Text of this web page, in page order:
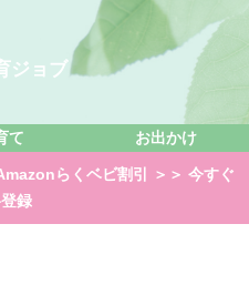
ジョブ
て お出かけ
らくベビ割引 ＞＞ 今すぐ
録